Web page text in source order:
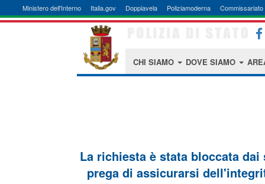
Ministero dell'Interno Italia.gov Doppiavela Poliziamoderna Commissariato
CHI SIAMO DOVE SIAMO
La richiesta è stata bloccata
prega di assicurarsi